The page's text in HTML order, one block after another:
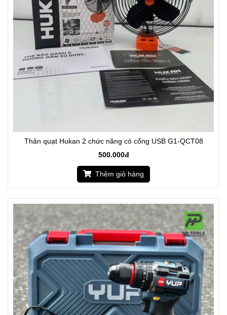
Thân quạt Hukan 2 chức năng có cổng USB G1-QCT08
500.000đ
Thêm giỏ hàng